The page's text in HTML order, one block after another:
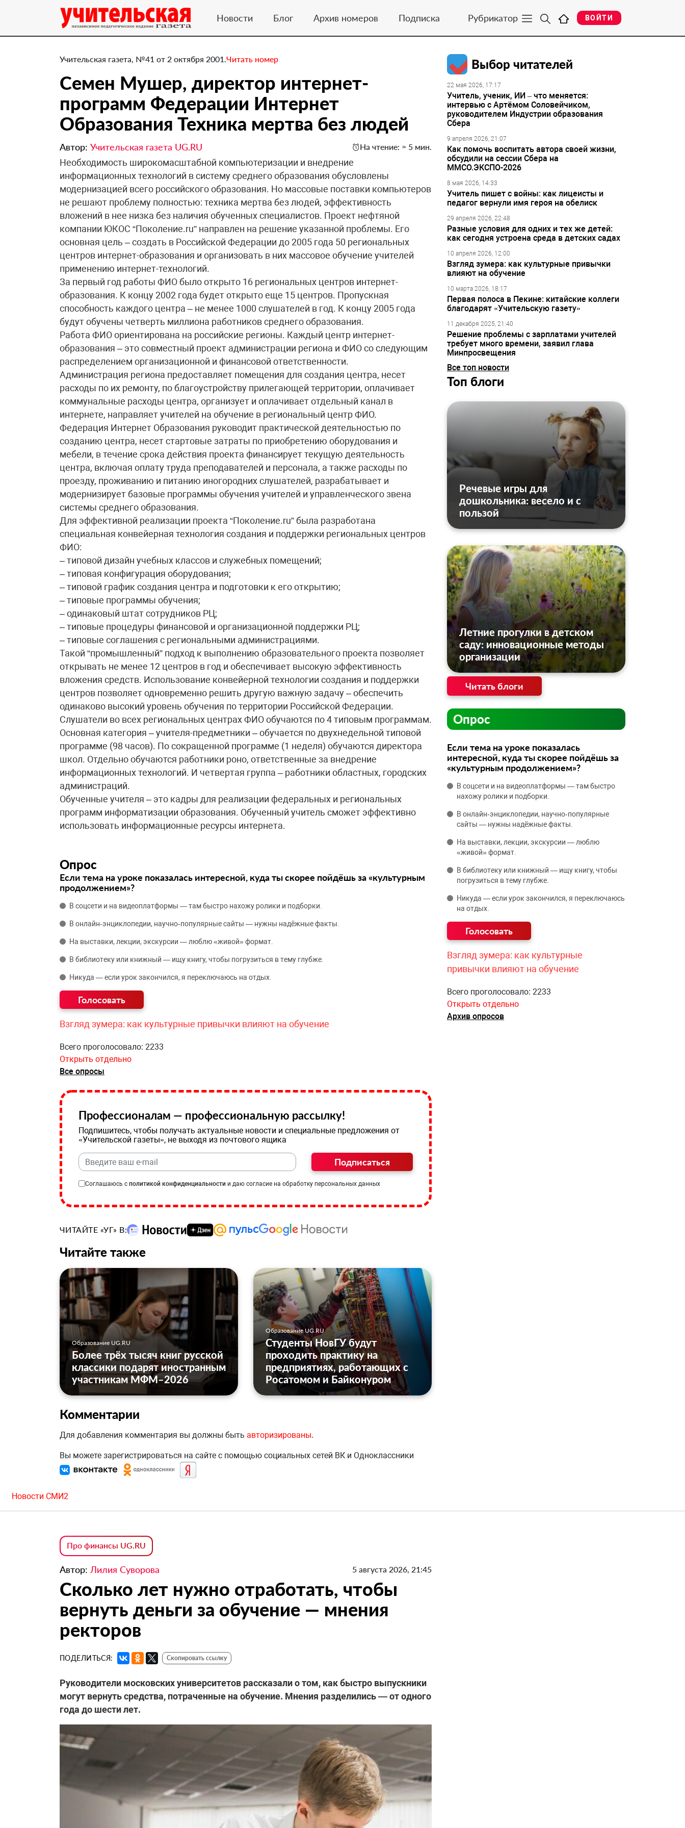
Новости Блог Архив номеров Подписка Рубрикатор ВОЙТИ
Учительская газета, №41 от 2 октября 2001.Читать номер
Семен Мушер, директор интернет-
программ Федерации Интернет
Образования Техника мертва без людей
Автор: Учительская газета UG.RU На чтение: ≈ 5 мин.
Необходимость широкомасштабной компьютеризации и внедрение
информационных технологий в систему среднего образования обусловлены
модернизацией всего российского образования. Но массовые поставки компьютеров
не решают проблему полностью: техника мертва без людей, эффективность
вложений в нее низка без наличия обученных специалистов. Проект нефтяной
компании ЮКОС “Поколение.ru” направлен на решение указанной проблемы. Его
основная цель – создать в Российской Федерации до 2005 года 50 региональных
центров интернет-образования и организовать в них массовое обучение учителей
применению интернет-технологий.
За первый год работы ФИО было открыто 16 региональных центров интернет-
образования. К концу 2002 года будет открыто еще 15 центров. Пропускная
способность каждого центра – не менее 1000 слушателей в год. К концу 2005 года
будут обучены четверть миллиона работников среднего образования.
Работа ФИО ориентирована на российские регионы. Каждый центр интернет-
образования – это совместный проект администрации региона и ФИО со следующим
распределением организационной и финансовой ответственности.
Администрация региона предоставляет помещения для создания центра, несет
расходы по их ремонту, по благоустройству прилегающей территории, оплачивает
коммунальные расходы центра, организует и оплачивает отдельный канал в
интернете, направляет учителей на обучение в региональный центр ФИО.
Федерация Интернет Образования руководит практической деятельностью по
созданию центра, несет стартовые затраты по приобретению оборудования и
мебели, в течение срока действия проекта финансирует текущую деятельность
центра, включая оплату труда преподавателей и персонала, а также расходы по
проезду, проживанию и питанию иногородних слушателей, разрабатывает и
модернизирует базовые программы обучения учителей и управленческого звена
системы среднего образования.
Для эффективной реализации проекта “Поколение.ru” была разработана
специальная конвейерная технология создания и поддержки региональных центров
ФИО:
– типовой дизайн учебных классов и служебных помещений;
– типовая конфигурация оборудования;
– типовой график создания центра и подготовки к его открытию;
– типовые программы обучения;
– одинаковый штат сотрудников РЦ;
– типовые процедуры финансовой и организационной поддержки РЦ;
– типовые соглашения с региональными администрациями.
Такой “промышленный” подход к выполнению образовательного проекта позволяет
открывать не менее 12 центров в год и обеспечивает высокую эффективность
вложения средств. Использование конвейерной технологии создания и поддержки
центров позволяет одновременно решить другую важную задачу – обеспечить
одинаково высокий уровень обучения по территории Российской Федерации.
Слушатели во всех региональных центрах ФИО обучаются по 4 типовым программам.
Основная категория – учителя-предметники – обучается по двухнедельной типовой
программе (98 часов). По сокращенной программе (1 неделя) обучаются директора
школ. Отдельно обучаются работники роно, ответственные за внедрение
информационных технологий. И четвертая группа – работники областных, городских
администраций.
Обученные учителя – это кадры для реализации федеральных и региональных
программ информатизации образования. Обученный учитель сможет эффективно
использовать информационные ресурсы интернета.
Опрос
Если тема на уроке показалась интересной, куда ты скорее пойдёшь за «культурным
продолжением»?
В соцсети и на видеоплатформы — там быстро нахожу ролики и подборки.
В онлайн‑энциклопедии, научно‑популярные сайты — нужны надёжные факты.
На выставки, лекции, экскурсии — люблю «живой» формат.
В библиотеку или книжный — ищу книгу, чтобы погрузиться в тему глубже.
Никуда — если урок закончился, я переключаюсь на отдых.
Взгляд зумера: как культурные привычки влияют на обучение
Всего проголосовало: 2233
Открыть отдельно
Все опросы
Профессионалам — профессиональную рассылку!
Подпишитесь, чтобы получать актуальные новости и специальные предложения от
«Учительской газеты», не выходя из почтового ящика
Подписаться
Соглашаюсь с политикой конфиденциальности и даю согласие на обработку персональных данных
ЧИТАЙТЕ «УГ» В:
Читайте также
Образование UG.RU
Более трёх тысяч книг русской
классики подарят иностранным
участникам МФМ–2026
Образование UG.RU
Студенты НовГУ будут
проходить практику на
предприятиях, работающих с
Росатомом и Байконуром
Комментарии
Для добавления комментария вы должны быть авторизированы.
Вы можете зарегистрироваться на сайте с помощью социальных сетей ВК и Одноклассники
Выбор читателей
22 мая 2026, 17:17
Учитель, ученик, ИИ – что меняется:
интервью с Артёмом Соловейчиком,
руководителем Индустрии образования
Сбера
9 апреля 2026, 21:07
Как помочь воспитать автора своей жизни,
обсудили на сессии Сбера на
ММСО.ЭКСПО-2026
8 мая 2026, 14:33
Учитель пишет с войны: как лицеисты и
педагог вернули имя героя на обелиск
29 апреля 2026, 22:48
Разные условия для одних и тех же детей:
как сегодня устроена среда в детских садах
10 апреля 2026, 12:00
Взгляд зумера: как культурные привычки
влияют на обучение
10 марта 2026, 18:17
Первая полоса в Пекине: китайские коллеги
благодарят «Учительскую газету»
11 декабря 2025, 21:40
Решение проблемы с зарплатами учителей
требует много времени, заявил глава
Минпросвещения
Все топ новости
Топ блоги
Речевые игры для
дошкольника: весело и с
пользой
Летние прогулки в детском
саду: инновационные методы
организации
Читать блоги
Опрос
Если тема на уроке показалась
интересной, куда ты скорее пойдёшь за
«культурным продолжением»?
В соцсети и на видеоплатформы — там быстро
нахожу ролики и подборки.
В онлайн‑энциклопедии, научно‑популярные
сайты — нужны надёжные факты.
На выставки, лекции, экскурсии — люблю
«живой» формат.
В библиотеку или книжный — ищу книгу, чтобы
погрузиться в тему глубже.
Никуда — если урок закончился, я переключаюсь
на отдых.
Взгляд зумера: как культурные
привычки влияют на обучение
Всего проголосовало: 2233
Открыть отдельно
Архив опросов
Новости СМИ2
Про финансы UG.RU
Автор: Лилия Суворова 5 августа 2026, 21:45
Сколько лет нужно отработать, чтобы
вернуть деньги за обучение — мнения
ректоров
ПОДЕЛИТЬСЯ: Скопировать ссылку
Руководители московских университетов рассказали о том, как быстро выпускники
могут вернуть средства, потраченные на обучение. Мнения разделились — от одного
года до шести лет.